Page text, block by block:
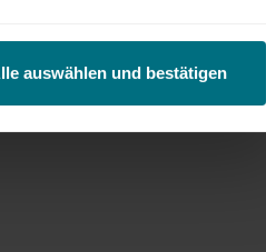
auswählen und bestätigen